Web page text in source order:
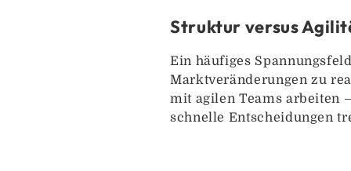
Struktur versus
Ein häufiges
Marktveränderungen zu
mit agilen Teams arbeiten
schnelle Entscheidungen